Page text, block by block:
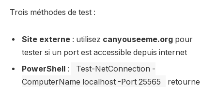
Trois méthodes de test :
Site externe : utilisez canyouseeme.org pour
tester si un port est accessible depuis internet
PowerShell :
Test-NetConnection -
ComputerName localhost -Port 25565
retourne